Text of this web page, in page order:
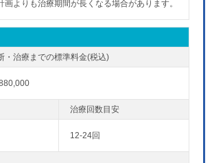
画よりも治療期間が長くなる場合があります。
12-24回